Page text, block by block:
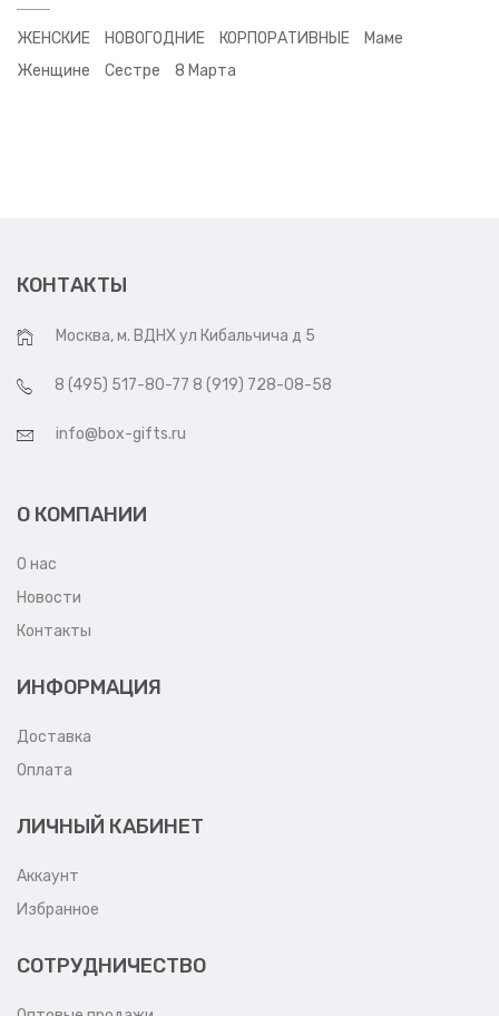
ЖЕНСКИЕ НОВОГОДНИЕ КОРПОРАТИВНЫЕ
Маме
Женщине
Сестре 8 Марта
КОНТАКТЫ
Москва, м. ВДНХ ул Кибальчича д 5
8 (495) 517-80-77 8 (919) 728-08-58
info@box-gifts.ru
О КОМПАНИИ
О нас
Новости
Контакты
ИНФОРМАЦИЯ
Доставка
Оплата
ЛИЧНЫЙ КАБИНЕТ
Аккаунт
Избранное
СОТРУДНИЧЕСТВО